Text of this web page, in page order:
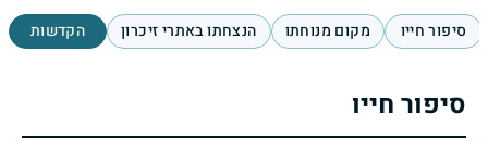
סיפור חייו מקום מנוחתו הנצחתו באתרי זיכרון הקדשות
סיפור חייו